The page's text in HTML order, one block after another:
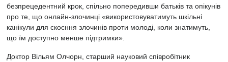
безпрецедентний крок, спільно попередивши батьків та опікунів
про те, що онлайн-злочинці «використовуватимуть шкільні
канікули для скоєння злочинів проти молоді, коли знатимуть,
що їм доступно менше підтримки».
Доктор Вільям Олчорн, старший науковий співробітник